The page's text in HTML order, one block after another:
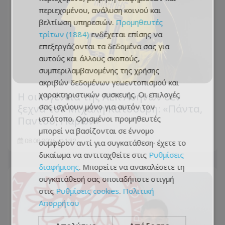
Η οικογένεια της ΑΕΚ Αθηνών δεν
ξεχνά τον Μιχάλη Κατσούρη: «Πάντα,
Παντού, Παρών»
08.08.2026 - 11:32
περιεχομένου, ανάλυση κοινού και
βελτίωση υπηρεσιών. Προμηθευτές
τρίτων (1884)ενδέχεται επίσης να
επεξεργάζονται τα δεδομένα σας για
αυτούς και άλλους σκοπούς,
συμπεριλαμβανομένης της χρήσης
ακριβών δεδομένων γεωεντοπισμού και
χαρακτηριστικών συσκευής. Οι επιλογές
σας ισχύουν μόνο για αυτόν τον
ιστότοπο. Ορισμένοι προμηθευτές
μπορεί να βασίζονται σε έννομο
συμφέρον αντί για συγκατάθεση· έχετε το
δικαίωμα να αντιταχθείτε στις Ρυθμίσεις
διαφήμισης. Μπορείτε να ανακαλέσετε τη
συγκατάθεσή σας οποιαδήποτε στιγμή
στις Ρυθμίσεις cookies. Πολιτική
Απορρήτου